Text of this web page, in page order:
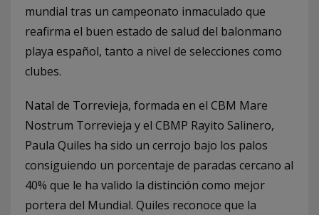
mundial tras un campeonato inmaculado que
reafirma el buen estado de salud del balonmano
playa español, tanto a nivel de selecciones como
clubes.
Natal de Torrevieja, formada en el CBM Mare
Nostrum Torrevieja y el CBMP Rayito Salinero,
Paula Quiles ha sido un cerrojo bajo los palos
consiguiendo un porcentaje de paradas cercano al
40% que le ha valido la distinción como mejor
portera del Mundial. Quiles reconoce que la